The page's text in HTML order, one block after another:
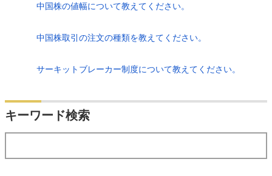
中国株の値幅について教えてください。
中国株取引の注文の種類を教えてください。
サーキットブレーカー制度について教えてください。
キーワード検索